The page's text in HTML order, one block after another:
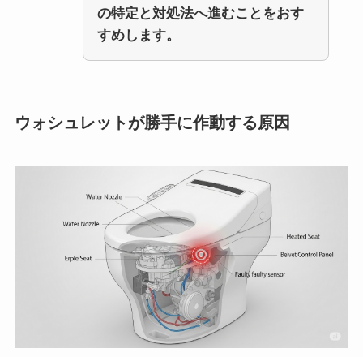
の特定と対処法へ進むことをおす
すめします。
ウォシュレットが勝手に作動する原因